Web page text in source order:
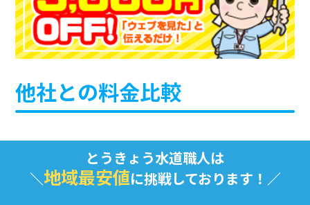
他社との料金比較
とうきょう水道職人は
地域最安値に挑戦しております！